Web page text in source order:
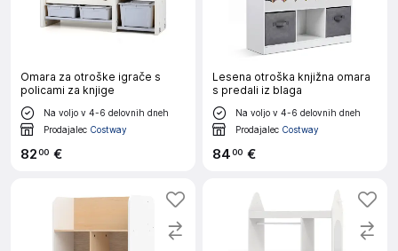
Omara za otroške igrače s
policami za knjige
Na voljo v 4-6 delovnih dneh
Prodajalec Costway
8200 €
Lesena otroška knjižna omara
s predali iz blaga
Na voljo v 4-6 delovnih dneh
Prodajalec Costway
8400 €